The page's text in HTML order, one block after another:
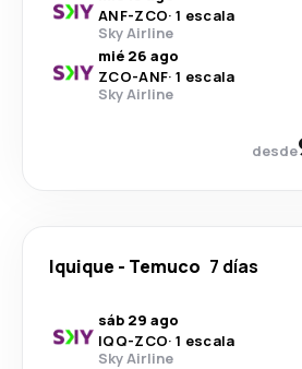
ANF-ZCO· 1 escala
Sky Airline
mié 26 ago
ZCO-ANF· 1 escala
Sky Airline
desde
Iquique - Temuco 7 días
sáb 29 ago
IQQ-ZCO· 1 escala
Sky Airline